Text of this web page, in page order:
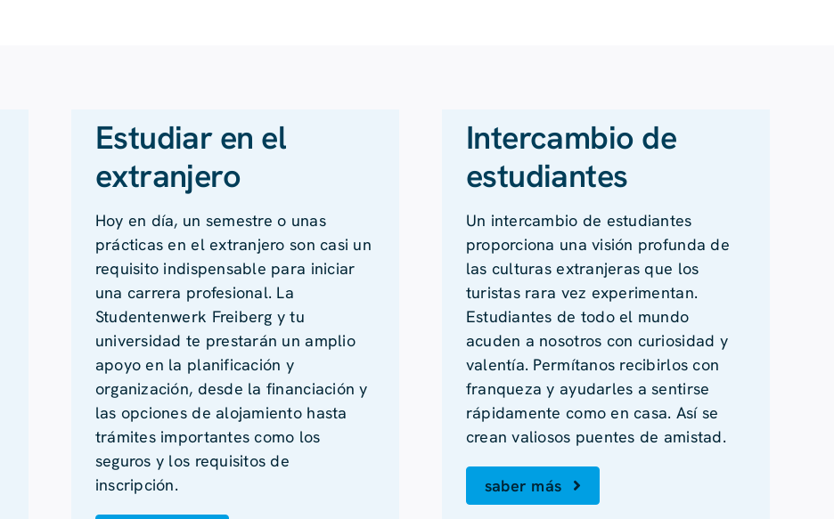
Estudiar en el
extranjero
Hoy en día, un semestre o unas
prácticas en el extranjero son casi un
requisito indispensable para iniciar
una carrera profesional. La
Studentenwerk Freiberg y tu
universidad te prestarán un amplio
apoyo en la planificación y
organización, desde la financiación y
las opciones de alojamiento hasta
trámites importantes como los
seguros y los requisitos de
inscripción.
Intercambio de
estudiantes
Un intercambio de estudiantes
proporciona una visión profunda de
las culturas extranjeras que los
turistas rara vez experimentan.
Estudiantes de todo el mundo
acuden a nosotros con curiosidad y
valentía. Permítanos recibirlos con
franqueza y ayudarles a sentirse
rápidamente como en casa. Así se
crean valiosos puentes de amistad.
saber más